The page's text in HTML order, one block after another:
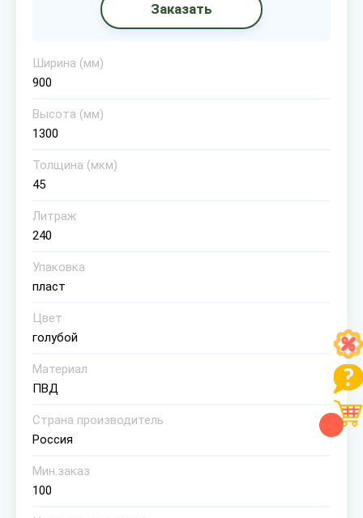
Заказать
Ширина (мм)
900
Высота (мм)
1300
Толщина (мкм)
45
Литраж
240
Упаковка
пласт
Цвет
голубой
Материал
ПВД
Страна производитель
Россия
Мин.заказ
100